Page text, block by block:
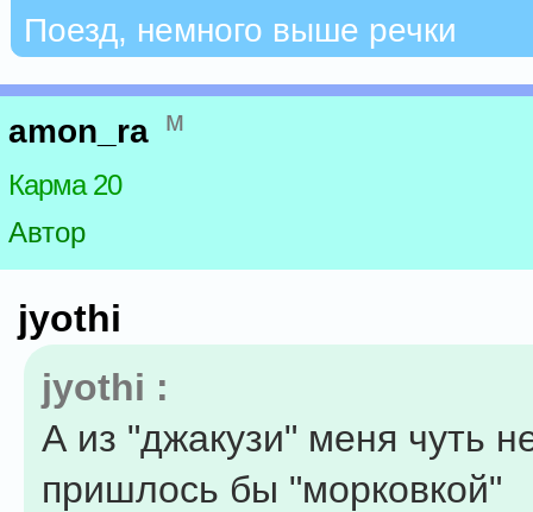
Поезд, немного выше речки
amon_ra м
Карма 20
Автор
jyothi
jyothi :
А из "джакузи" меня чуть
пришлось бы "морковкой"